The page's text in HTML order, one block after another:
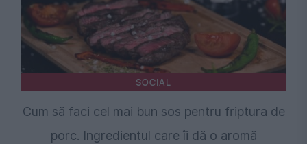
SOCIAL
Cum să faci cel mai bun sos pentru friptura de
porc. Ingredientul care îi dă o aromă